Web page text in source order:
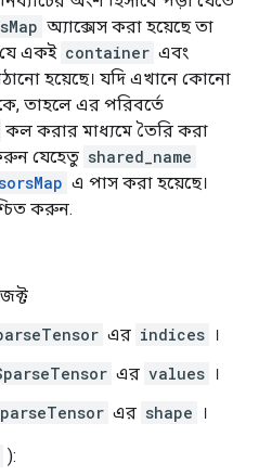
অ্যাক্সেস করা হয়েছে তা
একই container এবং
হয়েছে। যদি এখানে কোনো
তাহলে এর পরিবর্তে
কল করার মাধ্যমে তৈরি করা
যেহেতু shared_name
এ পাস করা হয়েছে।
করুন.
এর indices ।
এর values ।
এর shape ।
):